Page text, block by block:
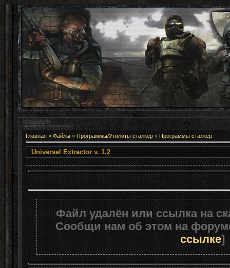
Главная» Файлы» Программы/Утилиты сталкер» Программы сталкер
Universal Extractor v.
Файл удалён или ссылка на
Сообщи нам об этом на
ссылке]